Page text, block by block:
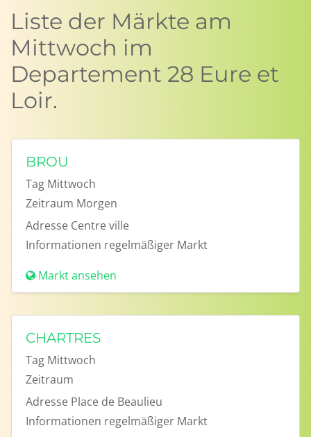
Liste der Märkte am
Mittwoch im
Departement 28 Eure et
Loir.
BROU
Tag Mittwoch
Zeitraum Morgen
Adresse Centre ville
Informationen regelmäßiger Markt
Markt ansehen
CHARTRES
Tag Mittwoch
Zeitraum
Adresse Place de Beaulieu
Informationen regelmäßiger Markt